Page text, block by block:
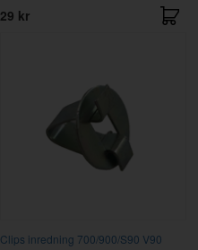
29 kr
Clips inredning 700/900/S90 V90